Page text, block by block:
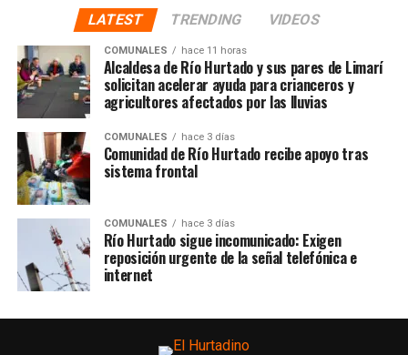
LATEST TRENDING VIDEOS
COMUNALES hace 11 horas
Alcaldesa de Río Hurtado y sus pares de Limarí
solicitan acelerar ayuda para crianceros y
agricultores afectados por las lluvias
COMUNALES hace 3 días
Comunidad de Río Hurtado recibe apoyo tras
sistema frontal
COMUNALES hace 3 días
Río Hurtado sigue incomunicado: Exigen
reposición urgente de la señal telefónica e
internet